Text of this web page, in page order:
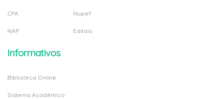
CPA
NAP
Nupef
Editais
Informativos
Biblioteca Online
Sistema Acadêmico